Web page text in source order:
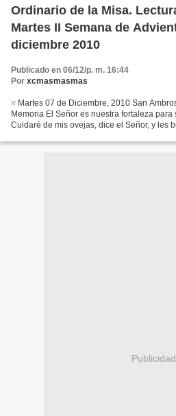
Ordinario de la Misa.
Martes II Semana de
diciembre 2010
Publicado en 06/12/p. m. 16:44
Por xcmasmasmas
= Martes 07 de Diciembre, 2010 San
Memoria El Señor es nuestra fortaleza
Cuidaré de mis ovejas, dice el Señor, y les
Publicidad